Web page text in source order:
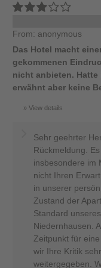
From: anonymous
Das Hotel macht
gekommenen
nicht anbieten.
erwähnt aber keine
View details
Sehr geehrter
Rückmeldung.
insbesondere im
nicht Ihren
in unserer
Zustand der
Standard
Niedernhausen.
Zeitpunkt für
wir Ihre Kritik
weitergegeben.